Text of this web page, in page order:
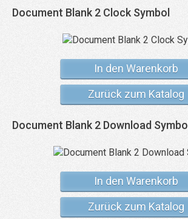
Document Blank 2 Clock Symbol
In den Warenkorb
Zurück zum Katalog
Document Blank 2 Download Symbol
In den Warenkorb
Zurück zum Katalog